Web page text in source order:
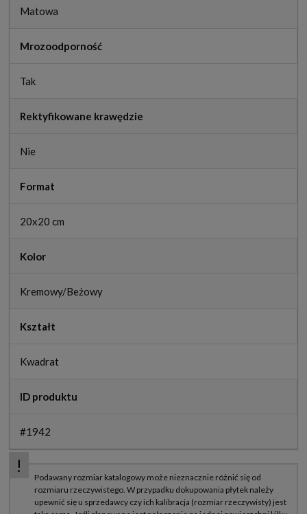
Matowa
Mrozoodporność
Tak
Rektyfikowane krawędzie
Nie
Format
20x20 cm
Kolor
Kremowy/Beżowy
Kształt
Kwadrat
ID produktu
#1942